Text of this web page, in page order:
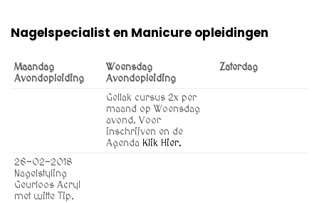
Nagelspecialist en Manicure opleidingen
Maandag
Avondopleiding
Woensdag
Avondopleiding
Zaterdag
Gellak cursus 2x per
maand op Woensdag
avond. Voor
inschrijven en de
Agenda Klik Hier.
26-02-2018
Nagelstyling
Geurloos Acryl
met witte Tip.